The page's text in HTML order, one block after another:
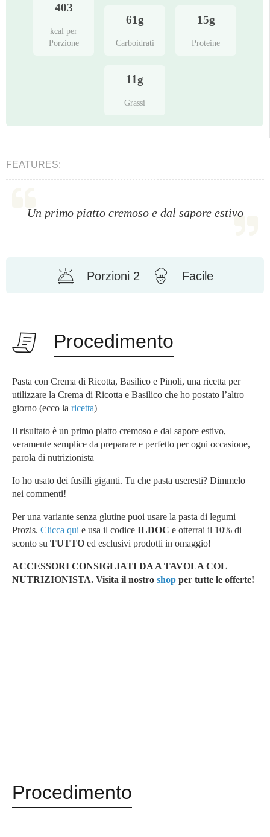
403
kcal per
Porzione
61g
Carboidrati
15g
Proteine
11g
Grassi
FEATURES:
Un primo piatto cremoso e dal sapore estivo
Porzioni 2 Facile
Procedimento
Pasta con Crema di Ricotta, Basilico e Pinoli, una ricetta per
utilizzare la Crema di Ricotta e Basilico che ho postato l’altro
giorno (ecco la ricetta)
Il risultato è un primo piatto cremoso e dal sapore estivo,
veramente semplice da preparare e perfetto per ogni occasione,
parola di nutrizionista
Io ho usato dei fusilli giganti. Tu che pasta useresti? Dimmelo
nei commenti!
Per una variante senza glutine puoi usare la pasta di legumi
Prozis. Clicca qui e usa il codice ILDOC e otterrai il 10% di
sconto su TUTTO ed esclusivi prodotti in omaggio!
ACCESSORI CONSIGLIATI DA A TAVOLA COL
NUTRIZIONISTA. Visita il nostro shop per tutte le offerte!
Procedimento